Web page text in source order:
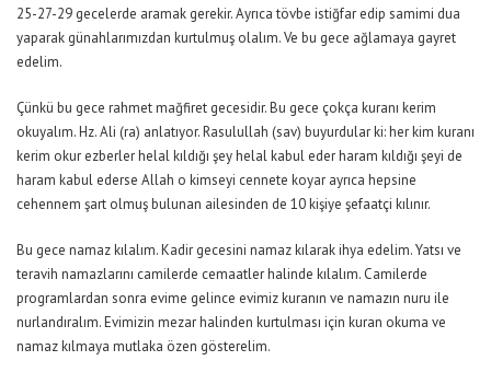
25-27-29 gecelerde aramak gerekir. Ayrıca tövbe istiğfar edip samimi dua
yaparak günahlarımızdan kurtulmuş olalım. Ve bu gece ağlamaya gayret
edelim.
Çünkü bu gece rahmet mağfiret gecesidir. Bu gece çokça kuranı kerim
okuyalım. Hz. Ali (ra) anlatıyor. Rasulullah (sav) buyurdular ki: her kim kuranı
kerim okur ezberler helal kıldığı şey helal kabul eder haram kıldığı şeyi de
haram kabul ederse Allah o kimseyi cennete koyar ayrıca hepsine
cehennem şart olmuş bulunan ailesinden de 10 kişiye şefaatçi kılınır.
Bu gece namaz kılalım. Kadir gecesini namaz kılarak ihya edelim. Yatsı ve
teravih namazlarını camilerde cemaatler halinde kılalım. Camilerde
programlardan sonra evime gelince evimiz kuranın ve namazın nuru ile
nurlandıralım. Evimizin mezar halinden kurtulması için kuran okuma ve
namaz kılmaya mutlaka özen gösterelim.